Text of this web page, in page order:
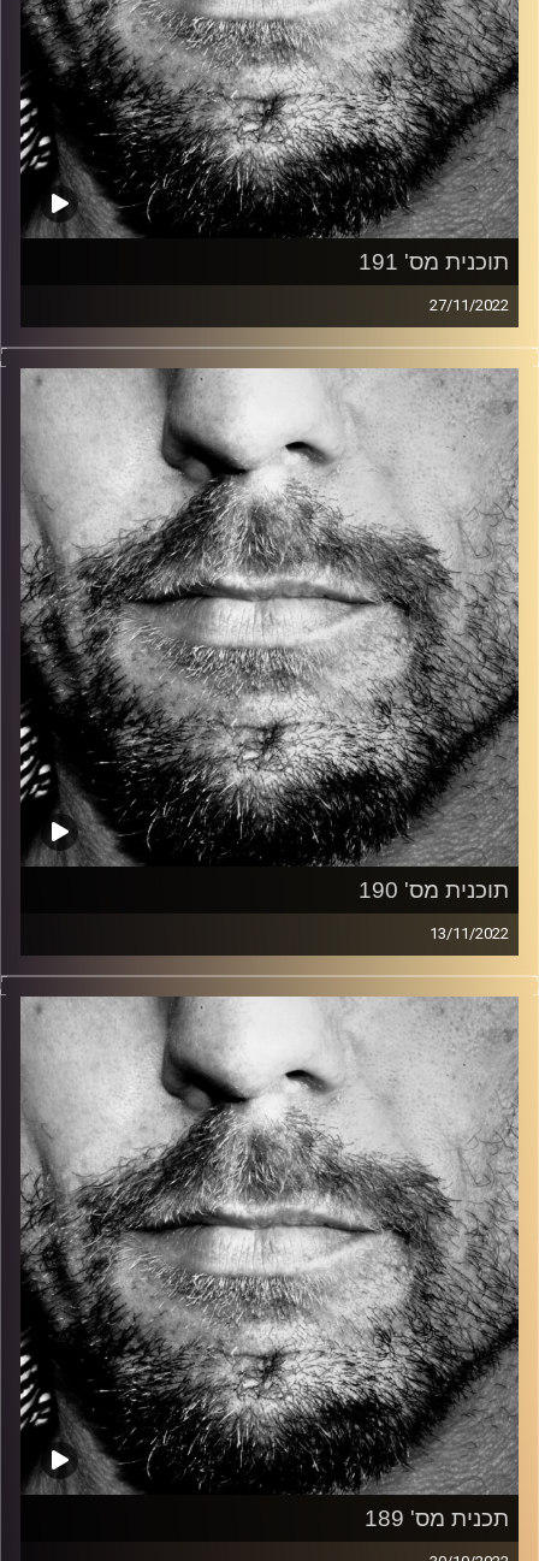
תוכנית מס' 191
27/11/2022
זיפים, מוזיקה מחוספסת של הופעות חיות. הרבה ג'אם, רוק,
בלוז, bluegrass, ג'אז, Fאנק, פרוגרסיב ואפילו אלקטרוניקה.
כל מה שחי, אמיתי ונושם.
עם שמוליק רגב.
קרדיט תמונות: David Goehring
תוכנית מס' 190
13/11/2022
זיפים, מוזיקה מחוספסת של הופעות חיות. הרבה ג'אם, רוק,
בלוז, bluegrass, ג'אז, Fאנק, פרוגרסיב ואפילו אלקטרוניקה.
כל מה שחי, אמיתי ונושם.
עם שמוליק רגב.
קרדיט תמונות: David Goehring
תכנית מס' 189